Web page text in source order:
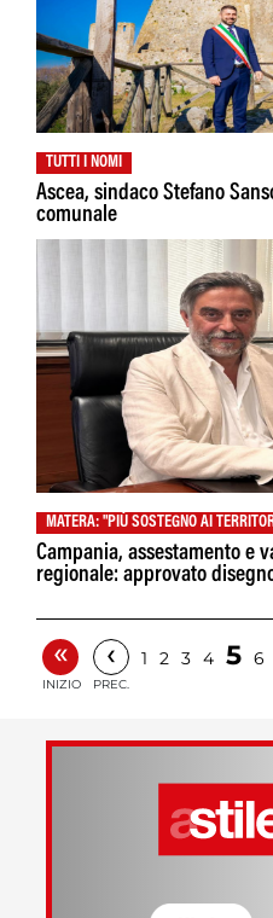
TUTTI I NOMI
Ascea, sindaco Stefano
comunale
MATERA: "PIÙ SOSTEGNO AI
Campania, assestamento e
regionale: approvato
«
INIZIO
‹
PREC.
1 2 3 4 5 6